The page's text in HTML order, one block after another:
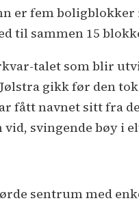
er fem
til sammen 15
talet som blir
gikk før den
fått navnet sitt fra
svingende bøy i
sentrum med